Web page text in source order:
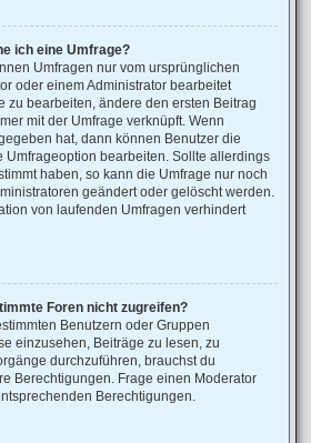
ich eine Umfrage?
Umfragen nur vom ursprünglichen
oder einem Administrator bearbeitet
zu bearbeiten, ändere den ersten Beitrag
mit der Umfrage verknüpft. Wenn
hat, dann können Benutzer die
Umfrageoption bearbeiten. Sollte allerdings
haben, so kann die Umfrage nur noch
geändert oder gelöscht werden.
von laufenden Umfragen verhindert
Foren nicht zugreifen?
Benutzern oder Gruppen
einzusehen, Beiträge zu lesen, zu
durchzuführen, brauchst du
Berechtigungen. Frage einen Moderator
Berechtigungen.